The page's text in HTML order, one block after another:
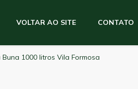
VOLTAR AO SITE CONTATO
1000 litros Vila Formosa